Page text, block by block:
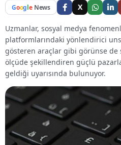
Google News X
Uzmanlar, sosyal medya
platformlarındaki yönlendirici
gösteren araçlar gibi görünse de
ölçüde şekillendiren güçlü
geldiği uyarısında bulunuyor.